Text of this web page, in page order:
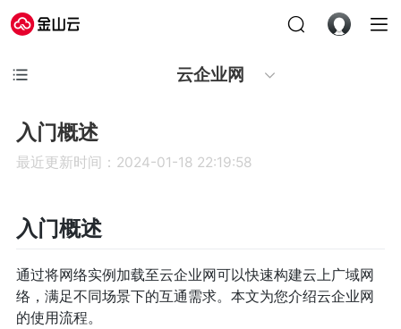
云企业网
入门概述
最近更新时间：2024-01-18 22:19:58
入门概述
通过将网络实例加载至云企业网可以快速构建云上广域网
络，满足不同场景下的互通需求。本文为您介绍云企业网
的使用流程。